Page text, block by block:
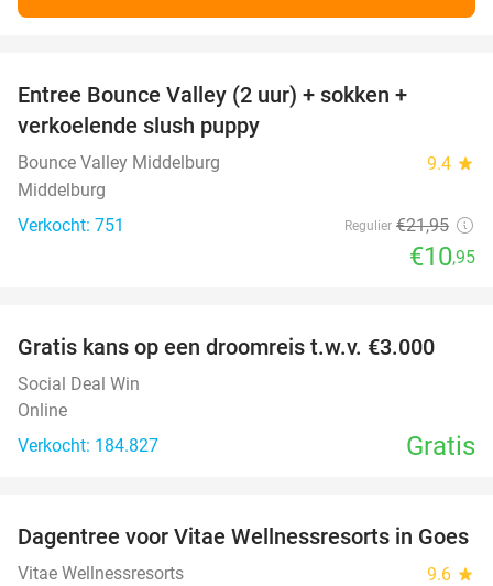
Entree Bounce Valley (2 uur) + sokken +
verkoelende slush puppy
Bounce Valley Middelburg 9.4 star
Middelburg
Verkocht: 751
Regulier €21,95
€10,95
Gratis kans op een droomreis t.w.v. €3.000
Social Deal Win
Online
Verkocht: 184.827
Gratis
49%
Dagentree voor Vitae Wellnessresorts in Goes
Vitae Wellnessresorts 9.6 star